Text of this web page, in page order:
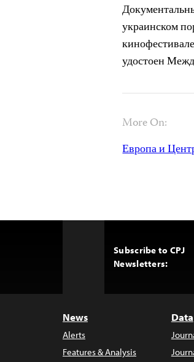
украинском
удостоен
More On:
Европа и
Subscribe to CPJ
Newsletters:
News
Alerts
Features & Analysis
Data